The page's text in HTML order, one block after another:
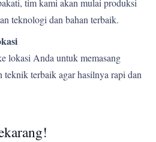
tim kami akan mulai produksi
teknologi dan bahan terbaik.
lokasi Anda untuk memasang
terbaik agar hasilnya rapi dan